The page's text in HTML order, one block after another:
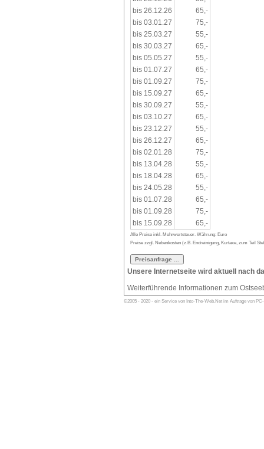
bis 26.12.26
65,-
bis 03.01.27
75,-
bis 25.03.27
55,-
bis 30.03.27
65,-
bis 05.05.27
55,-
bis 01.07.27
65,-
bis 01.09.27
75,-
bis 15.09.27
65,-
bis 30.09.27
55,-
bis 03.10.27
65,-
bis 23.12.27
55,-
bis 26.12.27
65,-
bis 02.01.28
75,-
bis 13.04.28
55,-
bis 18.04.28
65,-
bis 24.05.28
55,-
bis 01.07.28
65,-
bis 01.09.28
75,-
bis 15.09.28
65,-
Alle Preise inkl. Mehrwertsteuer. Währung: Euro
Preise zzgl. Nebenkosten (z.B. Endreinigung, Kurtaxe, zum Teil
Unsere Internetseite wird aktuell nach
Weiterführende Informationen zum
©2005 - 2020 - ein Service von Into-The-Web.Net im Auftrage von